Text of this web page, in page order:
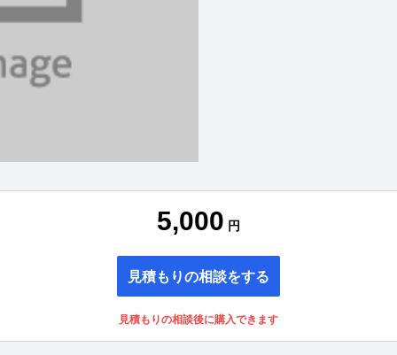
5,000 円
見積もりの相談をする
見積もりの相談後に購入できます